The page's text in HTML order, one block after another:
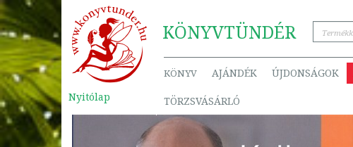
KÖNYVTÜNDÉR
KÖNYV AJÁNDÉK ÚJDONSÁGOK
TÖRZSVÁSÁRLÓ
Nyitólap